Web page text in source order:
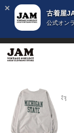
古着屋
公式オン
カテゴリから探す